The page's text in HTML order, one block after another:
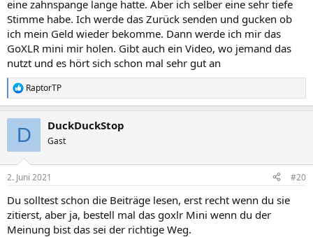
eine zahnspange lange hatte. Aber ich selber eine sehr tiefe
Stimme habe. Ich werde das Zurück senden und gucken ob
ich mein Geld wieder bekomme. Dann werde ich mir das
GoXLR mini mir holen. Gibt auch ein Video, wo jemand das
nutzt und es hört sich schon mal sehr gut an
R
e
e
:
RaptorTP
D DuckDuckStop
Gast
2. Juni 2021 #20
Du solltest schon die Beiträge lesen, erst recht wenn du sie
zitierst, aber ja, bestell mal das goxlr Mini wenn du der
Meinung bist das sei der richtige Weg.